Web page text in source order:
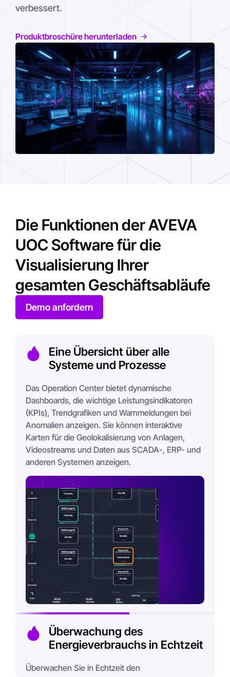
verbessert.
Produktbroschüre herunterladen
Die Funktionen der AVEVA
UOC Software für die
Visualisierung Ihrer
gesamten Geschäftsabläufe
Demo anfordern
Eine Übersicht über alle
Systeme und Prozesse
Das Operation Center bietet dynamische
Dashboards, die wichtige Leistungsindikatoren
(KPIs), Trendgrafiken und Warnmeldungen bei
Anomalien anzeigen. Sie können interaktive
Karten für die Geolokalisierung von Anlagen,
Videostreams und Daten aus SCADA-, ERP- und
anderen Systemen anzeigen.
Überwachung des
Energieverbrauchs in Echtzeit
Überwachen Sie in Echtzeit den